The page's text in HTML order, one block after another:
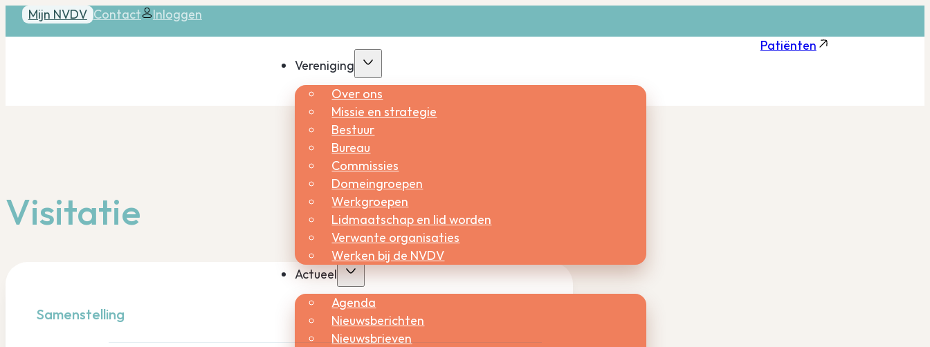
Mijn NVDV Contact Inloggen
Vereniging
Over ons
Missie en strategie
Bestuur
Bureau
Commissies
Domeingroepen
Werkgroepen
Lidmaatschap en lid worden
Verwante organisaties
Werken bij de NVDV
Actueel
Agenda
Nieuwsberichten
Nieuwsbrieven
Patiënten
Visitatie
Samenstelling